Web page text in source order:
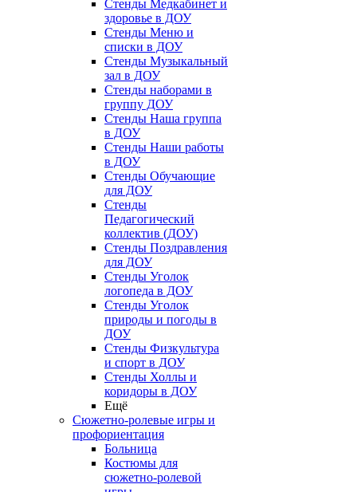
Стенды Медкабинет и
здоровье в ДОУ
Стенды Меню и
списки в ДОУ
Стенды Музыкальный
зал в ДОУ
Стенды наборами в
группу ДОУ
Стенды Наша группа
в ДОУ
Стенды Наши работы
в ДОУ
Стенды Обучающие
для ДОУ
Стенды
Педагогический
коллектив (ДОУ)
Стенды Поздравления
для ДОУ
Стенды Уголок
логопеда в ДОУ
Стенды Уголок
природы и погоды в
ДОУ
Стенды Физкультура
и спорт в ДОУ
Стенды Холлы и
коридоры в ДОУ
Ещё
Сюжетно-ролевые игры и
профориентация
Больница
Костюмы для
сюжетно-ролевой